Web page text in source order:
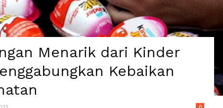
Menarik dari Kinder
Kebaikan